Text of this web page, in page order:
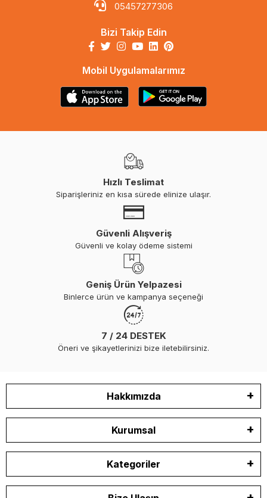
05457277306
Bizi Takip Edin
Mobil Uygulamalarımız
Hızlı Teslimat
Siparişleriniz en kısa sürede elinize ulaşır.
Güvenli Alışveriş
Güvenli ve kolay ödeme sistemi
Geniş Ürün Yelpazesi
Binlerce ürün ve kampanya seçeneği
7 / 24 DESTEK
Öneri ve şikayetlerinizi bize iletebilirsiniz.
Hakkımızda
Kurumsal
Kategoriler